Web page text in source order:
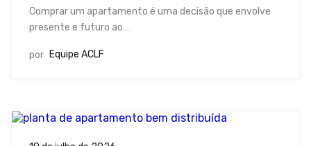
Comprar um apartamento é uma decisão que envolve
presente e futuro ao…
por Equipe ACLF